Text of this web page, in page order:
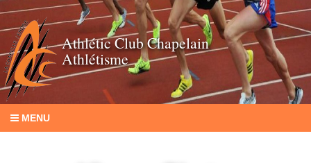
Athlétic Club Chapelain
Athlétisme
MENU